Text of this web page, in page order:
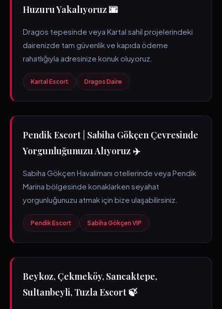
Huzuru Yakalıyoruz 🌆
Dragos tepesinde veya Kartal sahil projelerindeki
dairenizde tam güvenlik ve kapıda ödeme
rahatlığıyla adresinize konuk oluyoruz.
Kartal Escort Dragos Daire
Pendik Escort | Sabiha Gökçen Çevresinde
Yorgunluğunuzu Alıyoruz ✈️
Sabiha Gökçen Havalimanı otellerinde veya Pendik
Marina bölgesinde konaklarken seyahat
yorgunluğunuzu atmak için bize ulaşabilirsiniz.
Pendik Escort Sabiha Gökçen VIP
Beykoz, Çekmeköy, Sancaktepe,
Sultanbeyli, Tuzla Escort 🍃